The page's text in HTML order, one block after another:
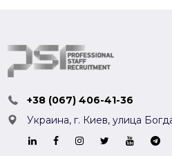
+38 (067) 406-41-36
Украина, г. Киев,улица